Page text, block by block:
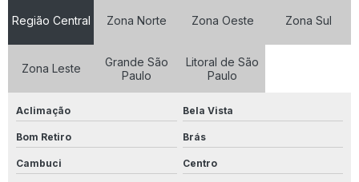
Skid de osmose reversa
Tanque de prfv
Válvula 3 vias 2 polegadas
Válvula 3 vias manual
Válvula de 3 vias para filtro
Região Central Zona Norte Zona Oeste Zona Sul
Zona Leste
Grande São
Paulo
Litoral de São
Paulo
Aclimação Bela Vista
Bom Retiro Brás
Cambuci Centro